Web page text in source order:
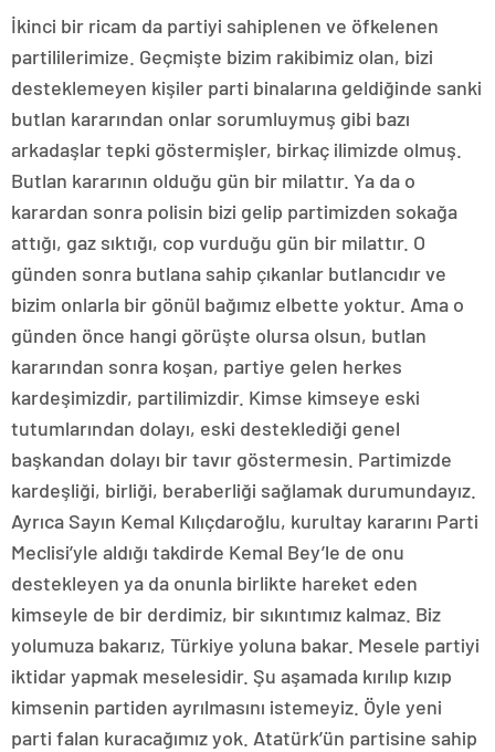
İkinci bir ricam da partiyi sahiplenen ve öfkelenen
partililerimize. Geçmişte bizim rakibimiz olan, bizi
desteklemeyen kişiler parti binalarına geldiğinde sanki
butlan kararından onlar sorumluymuş gibi bazı
arkadaşlar tepki göstermişler, birkaç ilimizde olmuş.
Butlan kararının olduğu gün bir milattır. Ya da o
karardan sonra polisin bizi gelip partimizden sokağa
attığı, gaz sıktığı, cop vurduğu gün bir milattır. O
günden sonra butlana sahip çıkanlar butlancıdır ve
bizim onlarla bir gönül bağımız elbette yoktur. Ama o
günden önce hangi görüşte olursa olsun, butlan
kararından sonra koşan, partiye gelen herkes
kardeşimizdir, partilimizdir. Kimse kimseye eski
tutumlarından dolayı, eski desteklediği genel
başkandan dolayı bir tavır göstermesin. Partimizde
kardeşliği, birliği, beraberliği sağlamak durumundayız.
Ayrıca Sayın Kemal Kılıçdaroğlu, kurultay kararını Parti
Meclisi’yle aldığı takdirde Kemal Bey’le de onu
destekleyen ya da onunla birlikte hareket eden
kimseyle de bir derdimiz, bir sıkıntımız kalmaz. Biz
yolumuza bakarız, Türkiye yoluna bakar. Mesele partiyi
iktidar yapmak meselesidir. Şu aşamada kırılıp kızıp
kimsenin partiden ayrılmasını istemeyiz. Öyle yeni
parti falan kuracağımız yok. Atatürk’ün partisine sahip